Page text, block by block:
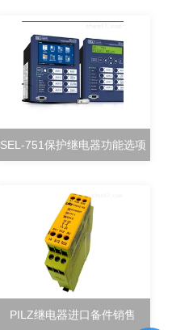
SEL-751保护继电器功能选项
PILZ继电器进口备件销售